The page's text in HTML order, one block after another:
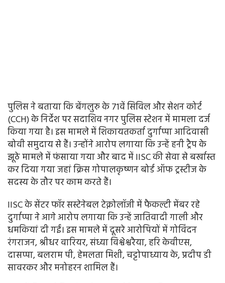
पुलिस ने बताया कि बेंगलुरु के 71वें सिविल और सेशन कोर्ट
(CCH) के निर्देश पर सदाशिव नगर पुलिस स्टेशन में मामला दर्ज
किया गया है। इस मामले में शिकायतकर्ता दुर्गाप्पा आदिवासी
बोवी समुदाय से हैं। उन्होंने आरोप लगाया कि उन्हें हनी ट्रैप के
झूठे मामले में फंसाया गया और बाद में IISC की सेवा से बर्खास्त
कर दिया गया जहां क्रिस गोपालकृष्णन बोर्ड ऑफ ट्रस्टीज के
सदस्य के तौर पर काम करते हैं।
IISC के सेंटर फॉर सस्टेनेबल टेक्नोलॉजी में फैकल्टी मेंबर रहे
दुर्गाप्पा ने आगे आरोप लगाया कि उन्हें जातिवादी गाली और
धमकियां दी गईं। इस मामले में दूसरे आरोपियों में गोविंदन
रंगराजन, श्रीधर वारियर, संध्या विश्वेश्वरैया, हरि केवीएस,
दासप्पा, बलराम पी, हेमलता मिशी, चट्टोपाध्याय के, प्रदीप डी
सावरकर और मनोहरन शामिल हैं।